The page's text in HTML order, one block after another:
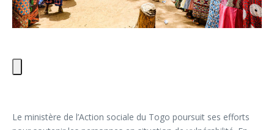
Le ministère de l’Action sociale du Togo poursuit ses efforts